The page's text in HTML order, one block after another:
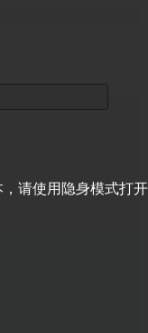
请使用隐身模式打开